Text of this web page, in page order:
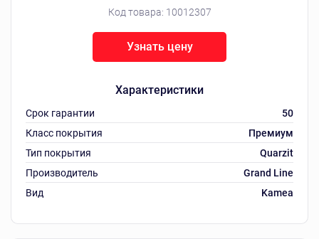
Код товара: 10012307
Характеристики
Срок гарантии
50
Класс покрытия
Премиум
Тип покрытия
Quarzit
Производитель
Grand Line
Вид
Kamea
Узнать цену